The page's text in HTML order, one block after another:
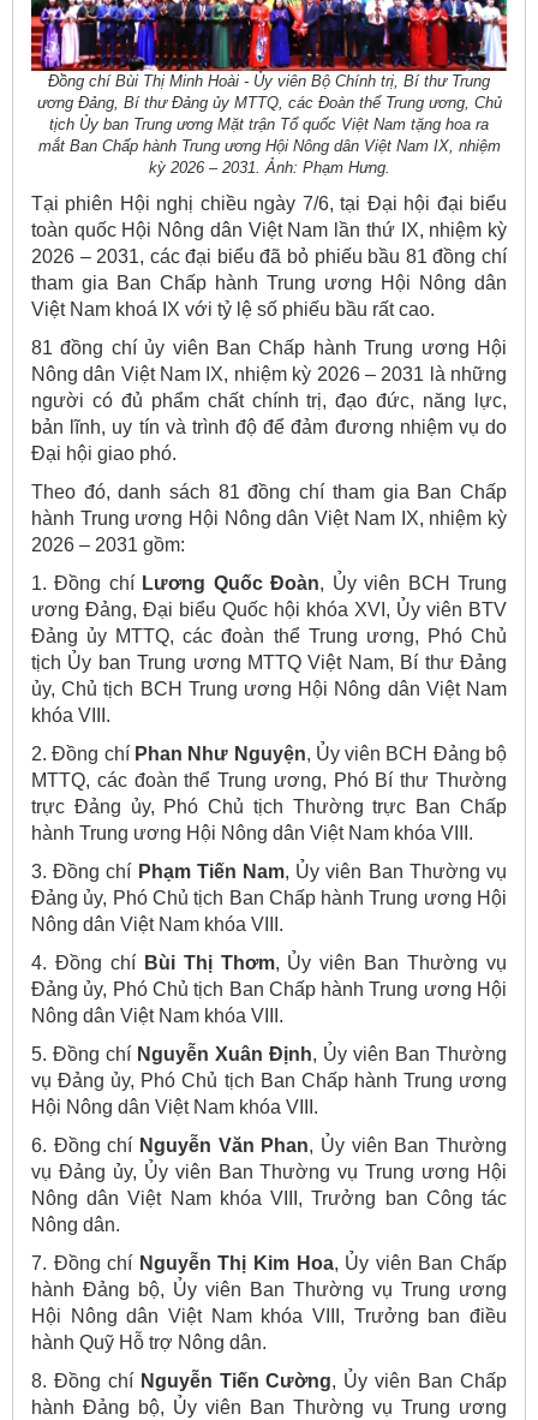
Đồng chí Bùi Thị Minh Hoài - Ủy viên Bộ Chính trị, Bí thư Trung
ương Đảng, Bí thư Đảng ủy MTTQ, các Đoàn thể Trung ương, Chủ
tịch Ủy ban Trung ương Mặt trận Tổ quốc Việt Nam tặng hoa ra
mắt Ban Chấp hành Trung ương Hội Nông dân Việt Nam IX, nhiệm
kỳ 2026 – 2031. Ảnh: Phạm Hưng.
Tại phiên Hội nghị chiều ngày 7/6, tại Đại hội đại biểu
toàn quốc Hội Nông dân Việt Nam lần thứ IX, nhiệm kỳ
2026 – 2031, các đại biểu đã bỏ phiếu bầu 81 đồng chí
tham gia Ban Chấp hành Trung ương Hội Nông dân
Việt Nam khoá IX với tỷ lệ số phiếu bầu rất cao.
81 đồng chí ủy viên Ban Chấp hành Trung ương Hội
Nông dân Việt Nam IX, nhiệm kỳ 2026 – 2031 là những
người có đủ phẩm chất chính trị, đạo đức, năng lực,
bản lĩnh, uy tín và trình độ để đảm đương nhiệm vụ do
Đại hội giao phó.
Theo đó, danh sách 81 đồng chí tham gia Ban Chấp
hành Trung ương Hội Nông dân Việt Nam IX, nhiệm kỳ
2026 – 2031 gồm:
1. Đồng chí Lương Quốc Đoàn, Ủy viên BCH Trung
ương Đảng, Đại biểu Quốc hội khóa XVI, Ủy viên BTV
Đảng ủy MTTQ, các đoàn thể Trung ương, Phó Chủ
tịch Ủy ban Trung ương MTTQ Việt Nam, Bí thư Đảng
ủy, Chủ tịch BCH Trung ương Hội Nông dân Việt Nam
khóa VIII.
2. Đồng chí Phan Như Nguyện, Ủy viên BCH Đảng bộ
MTTQ, các đoàn thể Trung ương, Phó Bí thư Thường
trực Đảng ủy, Phó Chủ tịch Thường trực Ban Chấp
hành Trung ương Hội Nông dân Việt Nam khóa VIII.
3. Đồng chí Phạm Tiến Nam, Ủy viên Ban Thường vụ
Đảng ủy, Phó Chủ tịch Ban Chấp hành Trung ương Hội
Nông dân Việt Nam khóa VIII.
4. Đồng chí Bùi Thị Thơm, Ủy viên Ban Thường vụ
Đảng ủy, Phó Chủ tịch Ban Chấp hành Trung ương Hội
Nông dân Việt Nam khóa VIII.
5. Đồng chí Nguyễn Xuân Định, Ủy viên Ban Thường
vụ Đảng ủy, Phó Chủ tịch Ban Chấp hành Trung ương
Hội Nông dân Việt Nam khóa VIII.
6. Đồng chí Nguyễn Văn Phan, Ủy viên Ban Thường
vụ Đảng ủy, Ủy viên Ban Thường vụ Trung ương Hội
Nông dân Việt Nam khóa VIII, Trưởng ban Công tác
Nông dân.
7. Đồng chí Nguyễn Thị Kim Hoa, Ủy viên Ban Chấp
hành Đảng bộ, Ủy viên Ban Thường vụ Trung ương
Hội Nông dân Việt Nam khóa VIII, Trưởng ban điều
hành Quỹ Hỗ trợ Nông dân.
8. Đồng chí Nguyễn Tiến Cường, Ủy viên Ban Chấp
hành Đảng bộ, Ủy viên Ban Thường vụ Trung ương